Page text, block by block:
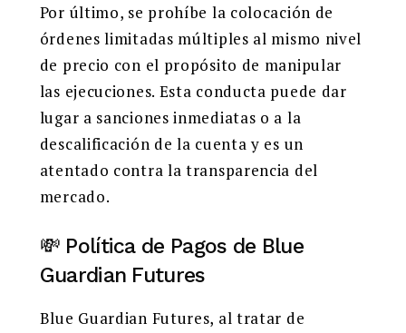
Por último, se prohíbe la colocación de
órdenes limitadas múltiples al mismo nivel
de precio con el propósito de manipular
las ejecuciones. Esta conducta puede dar
lugar a sanciones inmediatas o a la
descalificación de la cuenta y es un
atentado contra la transparencia del
mercado.
💸 Política de Pagos de Blue
Guardian Futures
Blue Guardian Futures, al tratar de